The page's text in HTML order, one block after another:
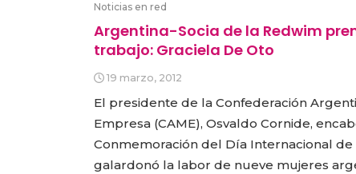
Noticias en red
Argentina-Socia de la Redwim
trabajo: Graciela De Oto
19 marzo, 2012
El presidente de la Confederación
Empresa (CAME), Osvaldo Cornide,
Conmemoración del Día Internacional
galardonó la labor de nueve mujeres